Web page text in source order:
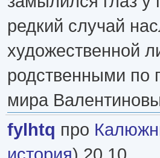
редкий случай
художественной
родственными по
мира
fуlhtq про
история) 20 10